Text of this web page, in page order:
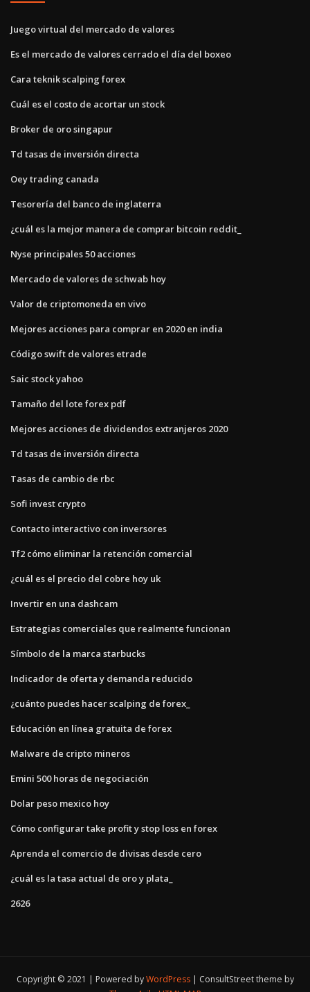
Juego virtual del mercado de valores
Es el mercado de valores cerrado el día del boxeo
Cara teknik scalping forex
Cuál es el costo de acortar un stock
Broker de oro singapur
Td tasas de inversión directa
Oey trading canada
Tesorería del banco de inglaterra
¿cuál es la mejor manera de comprar bitcoin reddit_
Nyse principales 50 acciones
Mercado de valores de schwab hoy
Valor de criptomoneda en vivo
Mejores acciones para comprar en 2020 en india
Código swift de valores etrade
Saic stock yahoo
Tamaño del lote forex pdf
Mejores acciones de dividendos extranjeros 2020
Td tasas de inversión directa
Tasas de cambio de rbc
Sofi invest crypto
Contacto interactivo con inversores
Tf2 cómo eliminar la retención comercial
¿cuál es el precio del cobre hoy uk
Invertir en una dashcam
Estrategias comerciales que realmente funcionan
Símbolo de la marca starbucks
Indicador de oferta y demanda reducido
¿cuánto puedes hacer scalping de forex_
Educación en línea gratuita de forex
Malware de cripto mineros
Emini 500 horas de negociación
Dolar peso mexico hoy
Cómo configurar take profit y stop loss en forex
Aprenda el comercio de divisas desde cero
¿cuál es la tasa actual de oro y plata_
2626
Copyright © 2021 | Powered byWordPress
ConsultStreet theme by